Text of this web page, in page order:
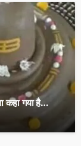
कहा गया है…